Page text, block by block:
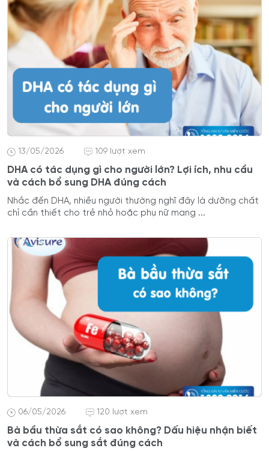
13/05/2026 109 lượt xem
DHA có tác dụng gì cho người lớn? Lợi ích, nhu cầu
và cách bổ sung DHA đúng cách
Nhắc đến DHA, nhiều người thường nghĩ đây là dưỡng chất
chỉ cần thiết cho trẻ nhỏ hoặc phụ nữ mang ...
06/05/2026 120 lượt xem
Bà bầu thừa sắt có sao không? Dấu hiệu nhận biết
và cách bổ sung sắt đúng cách